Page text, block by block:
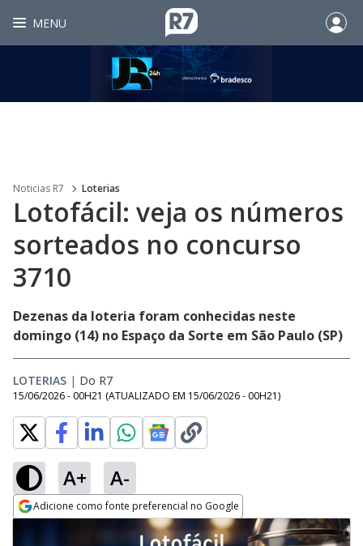
MENU
Noticias R7 Loterias
Lotofácil: veja os números
sorteados no concurso
3710
Dezenas da loteria foram conhecidas neste
domingo (14) no Espaço da Sorte em São Paulo (SP)
LOTERIAS | Do R7
15/06/2026 - 00H21 (ATUALIZADO EM 15/06/2026 - 00H21)
A+ A-
Adicione como fonte preferencial no Google
Opens in new window